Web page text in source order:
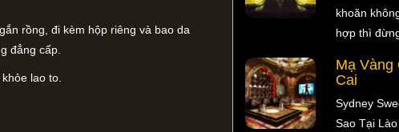
rồng, đi kèm hộp riêng và bao da
đẳng cấp.
lao to.
khoăn
hợp thì
Mạ Vàng
Cai
Sydney
Sao Tại